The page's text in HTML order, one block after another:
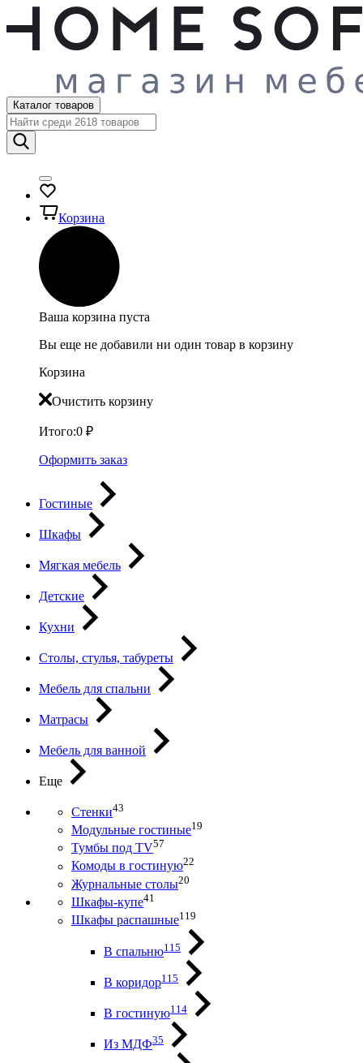
Каталог товаров
Корзина
Ваша корзина пуста
Вы еще не добавили ни один товар в корзину
Корзина
Очистить корзину
Итого:0 ₽
Оформить заказ
Гостиные
Шкафы
Мягкая мебель
Детские
Кухни
Столы, стулья, табуреты
Мебель для спальни
Матрасы
Мебель для ванной
Еще
Стенки43
Модульные гостиные19
Тумбы под ТV57
Комоды в гостиную22
Журнальные столы20
Шкафы-купе41
Шкафы распашные119
В спальню115
В коридор115
В гостиную114
Из МДФ35